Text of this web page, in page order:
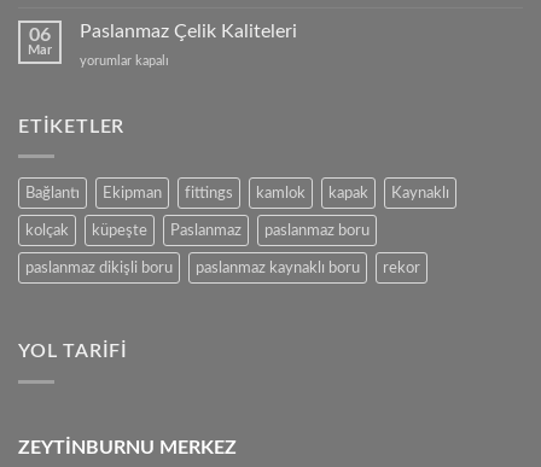
mi,
mu?
06
Mar
Paslanmaz Çelik Kaliteleri
Paslanmaz
için
yorumlar kapalı
ETIKETLER
Bağlantı Ekipman fittings kamlok kapak Kaynaklı
kolçak küpeşte Paslanmaz paslanmaz boru
paslanmaz dikişli boru paslanmaz kaynaklı boru rekor
YOL TARIFI
ZEYTİNBURNU MERKEZ